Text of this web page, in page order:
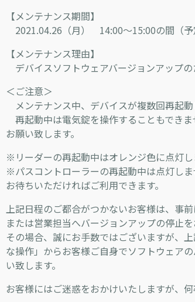
【メンテナンス期間】
2021.04.26（月） 14:00～15:00の間（予
【メンテナンス理由】
デバイスソフトウェアバージョンアップの
＜ご注意＞
メンテナンス中、デバイスが複数回再起動
再起動中は電気錠を操作することもでき
お願い致します。
※リーダーの再起動中はオレンジ色に点灯し
※パスコントローラーの再起動中は点灯し
お待ちいただければご利用できます。
上記日程のご都合がつかないお客様は、事
または営業担当へバージョンアップの停止を
その場合、誠にお手数ではございますが、
な操作」からお客様ご自身でソフトウェア
い致します。
お客様にはご迷惑をおかけいたしますが、